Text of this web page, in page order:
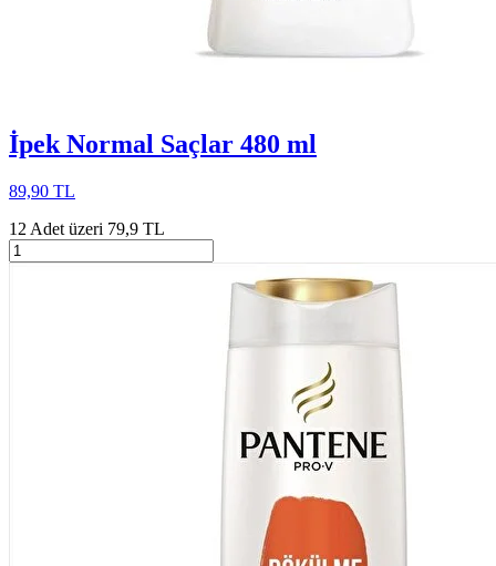
İpek Normal Saçlar 480 ml
89,90 TL
12 Adet üzeri 79,9 TL